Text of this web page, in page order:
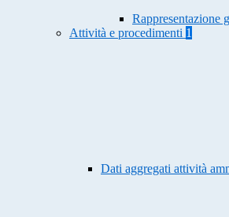
Rappresentazione
Attività e procedimenti 1
Dati aggregati attività